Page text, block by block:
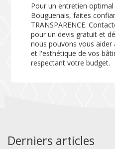
Pour un entretien
Bouguenais, faites
TRANSPARENCE.
pour un devis gratuit et
nous pouvons vous
et l'esthétique de vos
respectant votre budget.
Derniers articles